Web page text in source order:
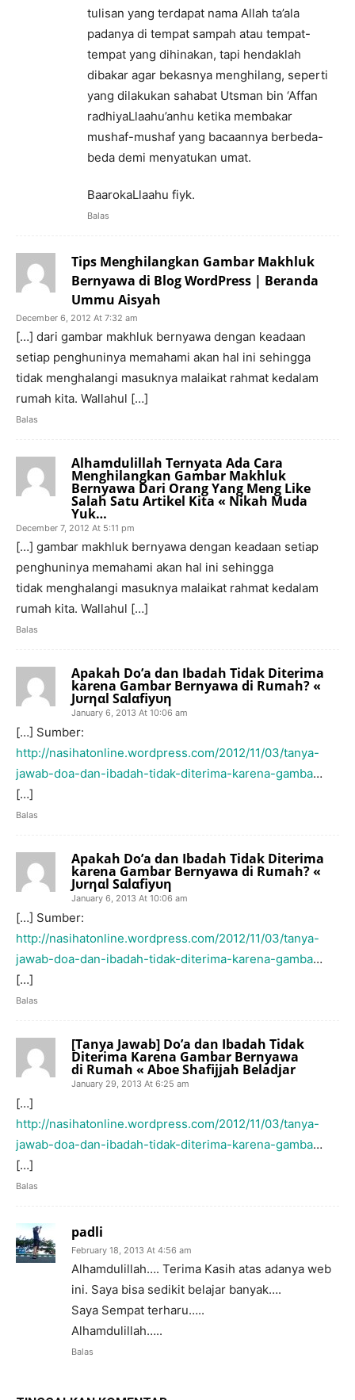
tulisan yang terdapat nama Allah ta’ala
padanya di tempat sampah atau tempat-
tempat yang dihinakan, tapi hendaklah
dibakar agar bekasnya menghilang, seperti
yang dilakukan sahabat Utsman bin ‘Affan
radhiyaLlaahu’anhu ketika membakar
mushaf-mushaf yang bacaannya berbeda-
beda demi menyatukan umat.
BaarokaLlaahu fiyk.
Balas
Tips Menghilangkan Gambar Makhluk
Bernyawa di Blog WordPress | Beranda
Ummu Aisyah
December 6, 2012 At 7:32 am
[…] dari gambar makhluk bernyawa dengan keadaan
setiap penghuninya memahami akan hal ini sehingga
tidak menghalangi masuknya malaikat rahmat kedalam
rumah kita. Wallahul […]
Balas
Alhamdulillah Ternyata Ada Cara
Menghilangkan Gambar Makhluk
Bernyawa Dari Orang Yang Meng Like
Salah Satu Artikel Kita « Nikah Muda
Yuk…
December 7, 2012 At 5:11 pm
[…] gambar makhluk bernyawa dengan keadaan setiap
penghuninya memahami akan hal ini sehingga
tidak menghalangi masuknya malaikat rahmat kedalam
rumah kita. Wallahul […]
Balas
Apakah Do’a dan Ibadah Tidak Diterima
karena Gambar Bernyawa di Rumah? «
Jυrηαl Sαlαfiyυη
January 6, 2013 At 10:06 am
[…] Sumber:
http://nasihatonline.wordpress.com/2012/11/03/tanya-
jawab-doa-dan-ibadah-tidak-diterima-karena-gamba…
[…]
Balas
Apakah Do’a dan Ibadah Tidak Diterima
karena Gambar Bernyawa di Rumah? «
Jυrηαl Sαlαfiyυη
January 6, 2013 At 10:06 am
[…] Sumber:
http://nasihatonline.wordpress.com/2012/11/03/tanya-
jawab-doa-dan-ibadah-tidak-diterima-karena-gamba…
[…]
Balas
[Tanya Jawab] Do’a dan Ibadah Tidak
Diterima Karena Gambar Bernyawa
di Rumah « Aboe Shafijjah Beladjar
January 29, 2013 At 6:25 am
[…]
http://nasihatonline.wordpress.com/2012/11/03/tanya-
jawab-doa-dan-ibadah-tidak-diterima-karena-gamba…
[…]
Balas
padli
February 18, 2013 At 4:56 am
Alhamdulillah…. Terima Kasih atas adanya web
ini. Saya bisa sedikit belajar banyak….
Saya Sempat terharu…..
Alhamdulillah…..
Balas